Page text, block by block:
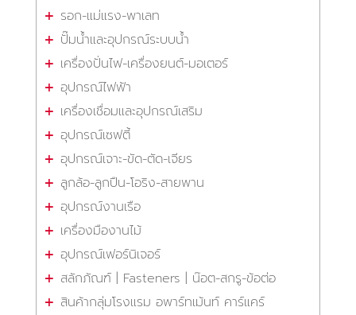
รอก-แม่แรง-พาเลท
ปั๊มน้ำและอุปกรณ์ระบบน้ำ
เครื่องปั่นไฟ-เครื่องยนต์-มอเตอร์
อุปกรณ์ไฟฟ้า
เครื่องเชื่อมและอุปกรณ์เสริม
อุปกรณ์เซฟตี้
อุปกรณ์เจาะ-ขัด-ตัด-เจียร
ลูกล้อ-ลูกปืน-โอริง-สายพาน
อุปกรณ์งานเรือ
เครื่องมืองานไม้
อุปกรณ์เฟอร์นิเจอร์
สลักภัณฑ์ | Fasteners | น๊อต-สกรู-ข้อต่อ
สินค้ากลุ่มโรงแรม อพาร์ทเม้นท์ คาร์แคร์